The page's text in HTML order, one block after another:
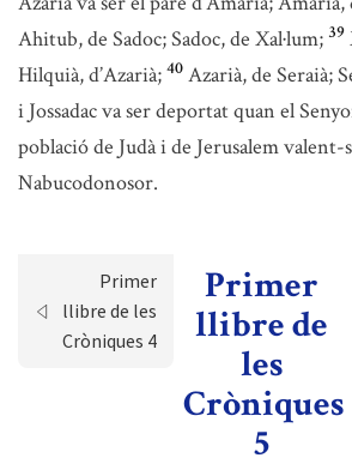
Ahitub, de Sadoc; Sadoc, de Xal·lum; 39
Hilquià, d’Azarià; 40 Azarià, de Seraià;
i Jossadac va ser deportat quan el
població de Judà i de Jerusalem valent-
Nabucodonosor.
Primer
llibre de les
Cròniques 4
Primer
llibre de
les
Cròniques
5